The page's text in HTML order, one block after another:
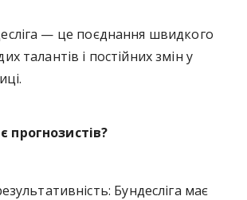
— це поєднання швидкого
талантів і постійних змін у
Бундесліга має